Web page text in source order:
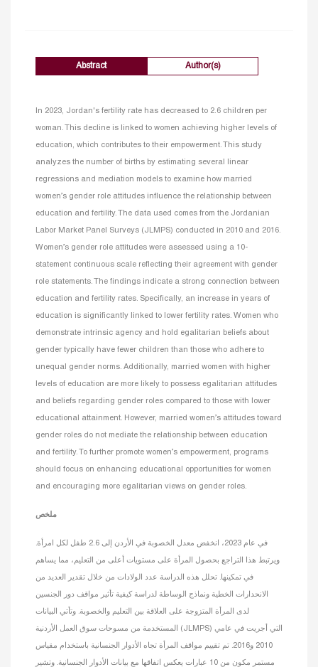
Abstract Author(s)
In 2023, Jordan's fertility rate has decreased to 2.6 children per
woman. This decline is linked to women achieving higher levels of
education, which contributes to their empowerment. This study
analyzes the number of births by estimating several linear
regressions and mediation models to examine how married
women’s gender role attitudes influence the relationship between
education and fertility. The data used comes from the Jordanian
Labor Market Panel Surveys (JLMPS) conducted in 2010 and 2016.
Women’s gender role attitudes were assessed using a 10-
statement continuous scale reflecting their agreement with gender
role statements. The findings indicate a strong connection between
education and fertility rates. Specifically, an increase in years of
education is significantly linked to lower fertility rates. Women who
demonstrate intrinsic agency and hold egalitarian beliefs about
gender typically have fewer children than those who adhere to
unequal gender norms. Additionally, married women with higher
levels of education are more likely to possess egalitarian attitudes
and beliefs regarding gender roles compared to those with lower
educational attainment. However, married women’s attitudes toward
gender roles do not mediate the relationship between education
and fertility. To further promote women’s empowerment, programs
should focus on enhancing educational opportunities for women
and encouraging more egalitarian views on gender roles.
ملخص
في عام 2023، انخفض معدل الخصوبة في الأردن إلى 2.6 طفل لكل امرأة.
ويرتبط هذا التراجع بحصول المرأة على مستويات أعلى من التعليم، مما يساهم
في تمكينها. تحلل هذه الدراسة عدد الولادات من خلال تقدير العديد من
الانحدارات الخطية ونماذج الوساطة لدراسة كيفية تأثير مواقف دور الجنسين
لدى المرأة المتزوجة على العلاقة بين التعليم والخصوبة. وتأتي البيانات
المستخدمة من مسوحات سوق العمل الأردنية (JLMPS) التي أجريت في عامي
2010 و2016. تم تقييم مواقف المرأة تجاه الأدوار الجنسانية باستخدام مقياس
مستمر مكون من 10 عبارات يعكس اتفاقها مع بيانات الأدوار الجنسانية. وتشير